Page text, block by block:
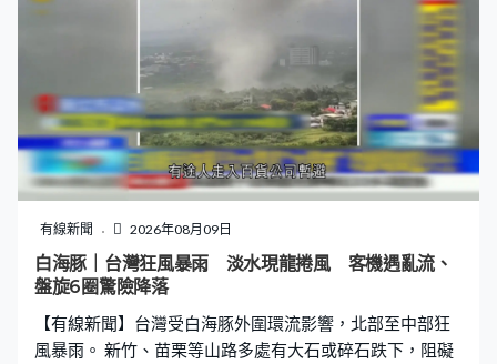
55秒59得亞軍，季軍是另一位港將馬紫玲。
有線新聞 2026年08月09日
白海豚｜台灣狂風暴雨 淡水現龍捲風 客機遇亂流、
盤旋6圈驚險降落
【有線新聞】台灣受白海豚外圍環流影響，北部至中部狂
風暴雨。 新竹、苗栗等山路多處有大石或碎石跌下，阻礙